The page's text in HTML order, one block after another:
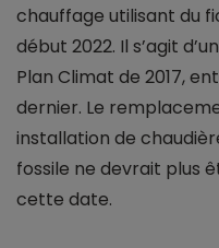
chauffage utilisant du
début 2022. Il s’agit
Plan Climat de 2017,
dernier. Le
installation de
fossile ne devrait plus
cette date.